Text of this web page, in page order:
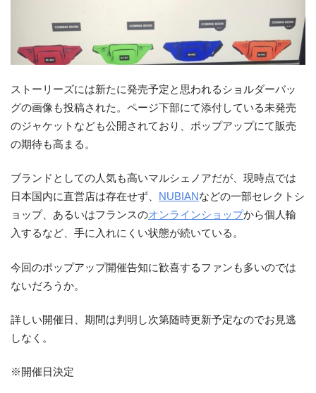
ストーリーズには新たに発売予定と思われるショルダーバッ
グの画像も投稿された。ページ下部にて添付している未発売
のジャケットなども公開されており、ポップアップにて販売
の期待も高まる。
ブランドとしての人気も高いマルシェノアだが、現時点では
日本国内に直営店は存在せず、
NUBIANなどの一部セレクトシ
ョップ、あるいはフランスのオンラインショップから個人輸
入するなど、手に入れにくい状態が続いている。
今回のポップアップ開催告知に歓喜するファンも多いのでは
ないだろうか。
詳しい開催日、期間は判明し次第随時更新予定なのでお見逃
しなく。
※開催日決定